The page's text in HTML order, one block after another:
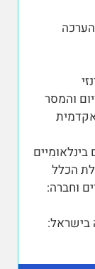
והמסר
הכלל
וחברה:
בישראל: